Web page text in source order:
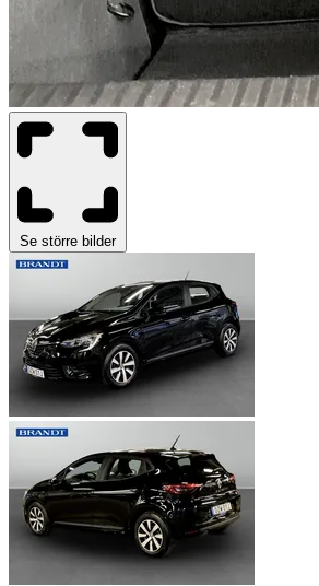
Se större bilder